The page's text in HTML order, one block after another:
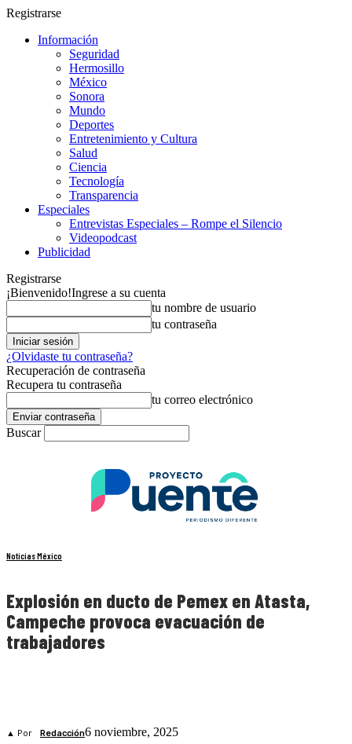
Registrarse
Información
Seguridad
Hermosillo
México
Sonora
Mundo
Deportes
Entretenimiento y Cultura
Salud
Ciencia
Tecnología
Transparencia
Especiales
Entrevistas Especiales – Rompe el Silencio
Videopodcast
Publicidad
Registrarse
¡Bienvenido!Ingrese a su cuenta
tu nombre de usuario
tu contraseña
¿Olvidaste tu contraseña?
Recuperación de contraseña
Recupera tu contraseña
tu correo electrónico
Buscar
Noticias México
Explosión en ducto de Pemex en Atasta,
Campeche provoca evacuación de
trabajadores
▲ Por Redacción6 noviembre, 2025